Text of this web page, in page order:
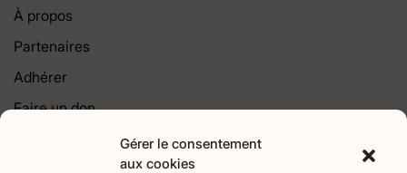
Gérer le consentement
aux cookies
À propos
Partenaires
Adhérer
Faire un don